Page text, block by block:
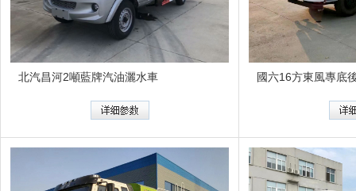
北汽昌河2噸藍牌汽油灑水車